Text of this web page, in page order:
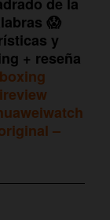
😱
y
+ reseña
–